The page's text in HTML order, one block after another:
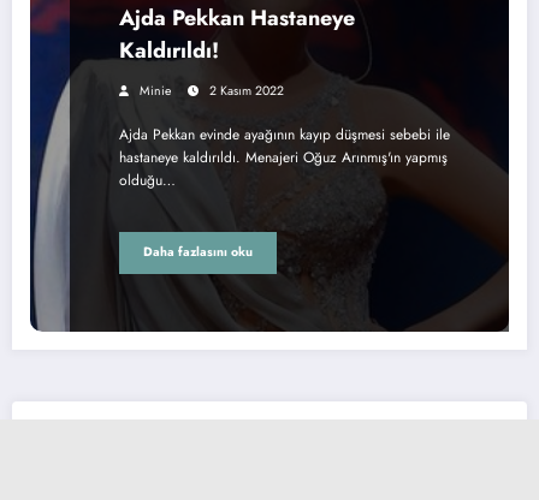
Ajda Pekkan Hastaneye
Kaldırıldı!
Minie 2 Kasım 2022
Ajda Pekkan evinde ayağının kayıp düşmesi sebebi ile
hastaneye kaldırıldı. Menajeri Oğuz Arınmış'ın yapmış
olduğu…
Daha fazlasını oku